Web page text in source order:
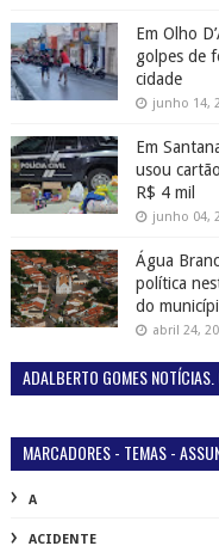
Em Olho
golpes de
cidade
junho 14,
Em
usou
R$ 4 mil
junho 04,
Água
política
do
abril 24,
ADALBERTO GOMES
MARCADORES - TEMAS -
A
ACIDENTE